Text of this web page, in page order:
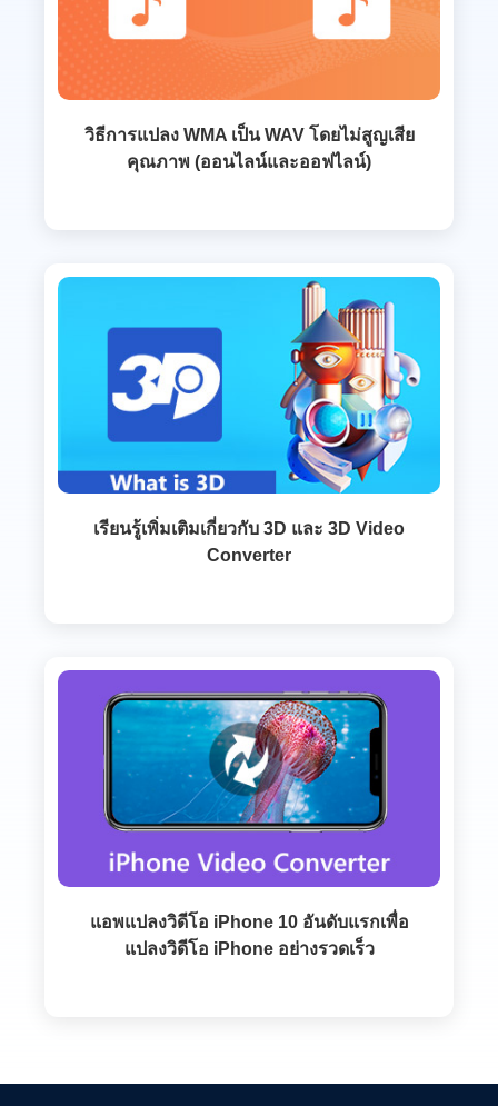
วิธีการแปลง WMA เป็น WAV โดยไม่สูญเสีย
คุณภาพ (ออนไลน์และออฟไลน์)
เรียนรู้เพิ่มเติมเกี่ยวกับ 3D และ 3D Video
Converter
แอพแปลงวิดีโอ iPhone 10 อันดับแรกเพื่อ
แปลงวิดีโอ iPhone อย่างรวดเร็ว